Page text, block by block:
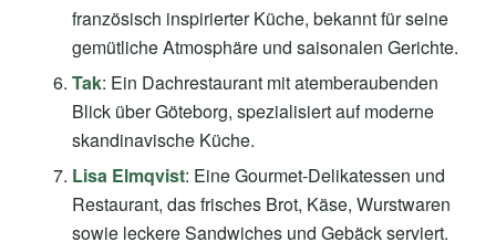
französisch inspirierter Küche, bekannt für seine
gemütliche Atmosphäre und saisonalen Gerichte.
Tak: Ein Dachrestaurant mit atemberaubenden
Blick über Göteborg, spezialisiert auf moderne
skandinavische Küche.
Lisa Elmqvist: Eine Gourmet-Delikatessen und
Restaurant, das frisches Brot, Käse, Wurstwaren
sowie leckere Sandwiches und Gebäck serviert.